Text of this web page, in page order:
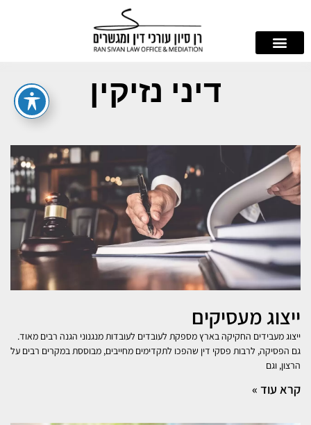
דיני נזיקין
ייצוג מעסיקים
ייצוג מעבידים החקיקה בארץ מספקת לעובדים לעובדות מנגנוני הגנה רבים מאוד.
גם הפסיקה, לרבות פסקי דין שהפכו לתקדימים מחייבים, מבוססת במקרים רבים על
הרצון, וגם
קרא עוד »